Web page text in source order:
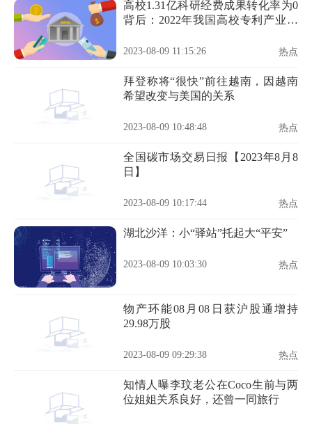
高校1.31亿科研经费成果转化率为0
背后：2022年我国高校专利产业化
2023-08-09 11:15:26 热点
拜登称将“很快”前往越南，因越南
希望改变与美国的关系
2023-08-09 10:48:48 热点
全国碳市场交易日报【2023年8月8
日】
2023-08-09 10:17:44 热点
湖北沙洋：小“驿站”托起大“平安”
2023-08-09 10:03:30 热点
物产环能08月08日获沪股通增持
29.98万股
2023-08-09 09:29:38 热点
知情人曝李玟老公在Coco生前与两
位姐姐关系良好，还曾一同旅行